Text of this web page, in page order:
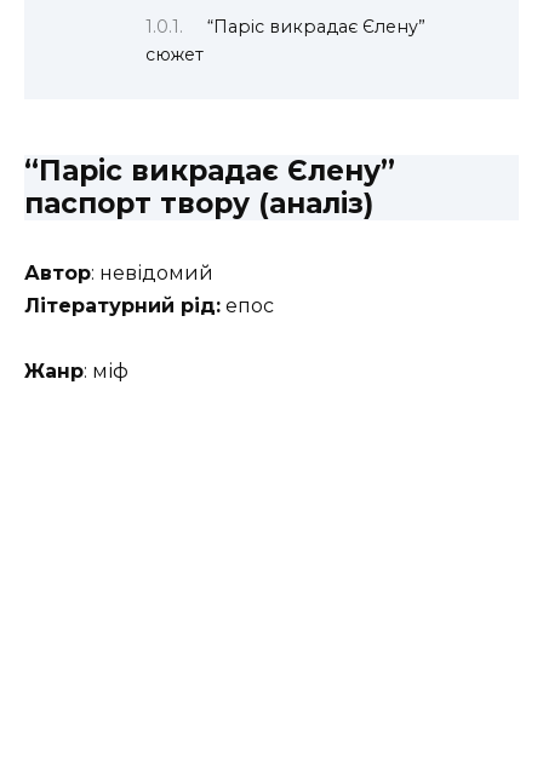
“Паріс викрадає Єлену”
сюжет
“Паріс викрадає Єлену”
паспорт твору (аналіз)
Автор: невідомий
Літературний рід: епос
Жанр: міф